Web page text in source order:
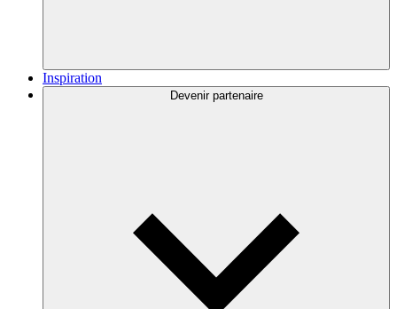
Inspiration
Devenir partenaire